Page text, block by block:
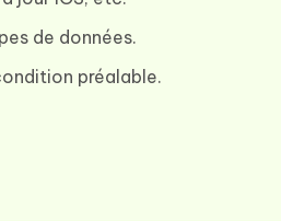
de données.
préalable.